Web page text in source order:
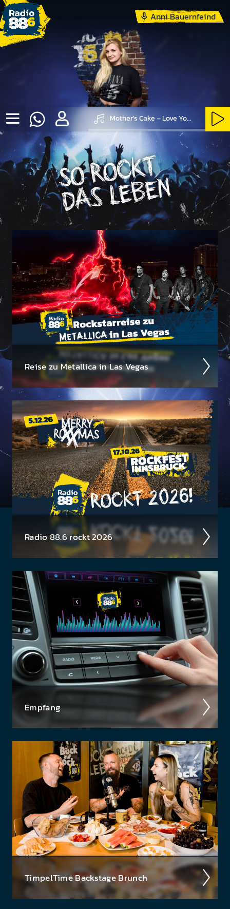
Anni Bauernfeind
Mother's Cake – Love Your Smell
SO ROCKT DAS LEBEN
Reise zu Metal­lica in Las Vegas
Wir suchen einen Metal­lica-Megafan für die 88.6
Rock­star­reise zu Metal­lica im Sphere in Las Vegas am
1. Oktober 2026!
Radio 88.6 rockt 2026
Auch 2026 heißt es: Wir sind ROCK­FEST! Jetzt
schon die Tickets für unsere 88.6 Events checken.
Empfang
Ob über das kla­ss­ische UKW-Radio, über DAB+
oder über die Smart­speaker - hier findest du eine
Über­sicht aller Em­pfangs­wege auf denen du Radio
88.6, das...
Timpel­Time Back­stage Brunch